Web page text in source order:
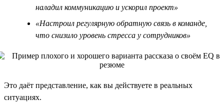
наладил коммуникацию и ускорил проект»
«Настроил регулярную обратную связь в команде,
что снизило уровень стресса у сотрудников»
Это даёт представление, как вы действуете в реальных
ситуациях.